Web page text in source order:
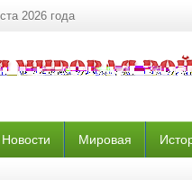
2026 года
Новости Мировая